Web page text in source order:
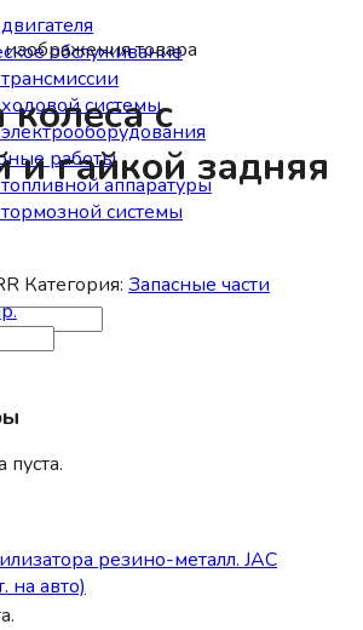
обслуживание
системы
работы
аппаратуры
системы
с
и гайкой задняя
Категория: Запасные части
FAW/Yuejin и пр.
резино-металл. JAC
на авто)